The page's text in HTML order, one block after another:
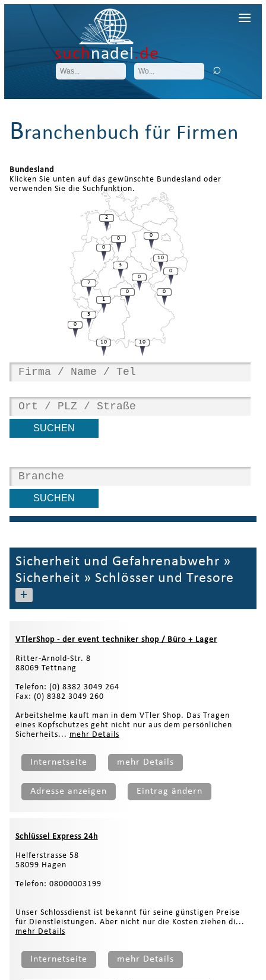
suchnadel.de
Branchenbuch für Firmen
Bundesland
Klicken Sie unten auf das gewünschte Bundesland oder
verwenden Sie die Suchfunktion.
0
0
7
10
0
0
0
2
0
3
0
1
3
10
0
10
Sicherheit und Gefahrenabwehr »
Sicherheit » Schlösser und Tresore
+
VTlerShop - der event techniker shop / Büro + Lager
Ritter-Arnold-Str. 8
88069 Tettnang
Telefon: (0) 8382 3049 264
Fax: (0) 8382 3049 260
Arbeitshelme kauft man in dem VTler Shop. Das Tragen
eines Kopfschutzes geht nicht nur aus dem persönlichen
Sicherheits... mehr Details
Internetseite mehr Details
Adresse anzeigen Eintrag ändern
Schlüssel Express 24h
Helferstrasse 58
58099 Hagen
Telefon: 08000003199
Unser Schlossdienst ist bekannt für seine günstigen Preise
für Dienstleistungen. Aber nicht nur die Kosten ziehen di...
mehr Details
Internetseite mehr Details